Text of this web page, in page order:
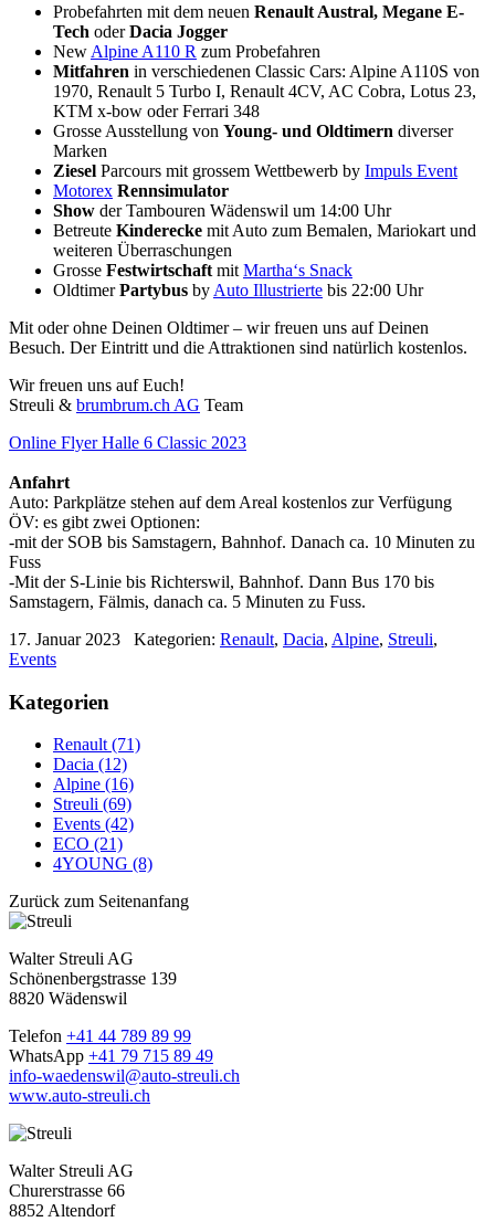
Probefahrten mit dem neuen Renault Austral, Megane E-
Tech oderDacia Jogger
New Alpine A110 R zum Probefahren
Mitfahren in verschiedenen Classic Cars: Alpine A110S von
1970, Renault 5 Turbo I, Renault 4CV, AC Cobra, Lotus 23,
KTM x-bow oder Ferrari 348
Grosse Ausstellung von Young- und Oldtimern diverser
Marken
Ziesel Parcours mit grossem Wettbewerb by Impuls Event
Motorex Rennsimulator
Show der Tambouren Wädenswil um 14:00 Uhr
Betreute Kinderecke mit Auto zum Bemalen, Mariokart und
weiteren Überraschungen
Grosse Festwirtschaft mit Martha‘s Snack
OldtimerPartybus by Auto Illustrierte bis 22:00 Uhr
Mit oder ohne Deinen Oldtimer – wir freuen uns auf Deinen
Besuch. Der Eintritt und die Attraktionen sind natürlich kostenlos.
Wir freuen uns auf Euch!
Streuli & brumbrum.ch AG Team
Online Flyer Halle 6 Classic 2023
Anfahrt
Auto: Parkplätze stehen auf dem Areal kostenlos zur Verfügung
ÖV: es gibt zwei Optionen:
-mit der SOB bis Samstagern, Bahnhof. Danach ca. 10 Minuten zu
Fuss
-Mit der S-Linie bis Richterswil, Bahnhof. Dann Bus 170 bis
Samstagern, Fälmis, danach ca. 5 Minuten zu Fuss.
17. Januar 2023
Kategorien: Renault, Dacia, Alpine, Streuli,
Events
Kategorien
Renault (71)
Dacia (12)
Alpine (16)
Streuli (69)
Events (42)
ECO (21)
4YOUNG (8)
Zurück zum Seitenanfang
Walter Streuli AG
Schönenbergstrasse 139
8820 Wädenswil
Telefon +41 44 789 89 99
WhatsApp +41 79 715 89 49
info-waedenswil@auto-streuli.ch
www.auto-streuli.ch
Walter Streuli AG
Churerstrasse 66
8852 Altendorf